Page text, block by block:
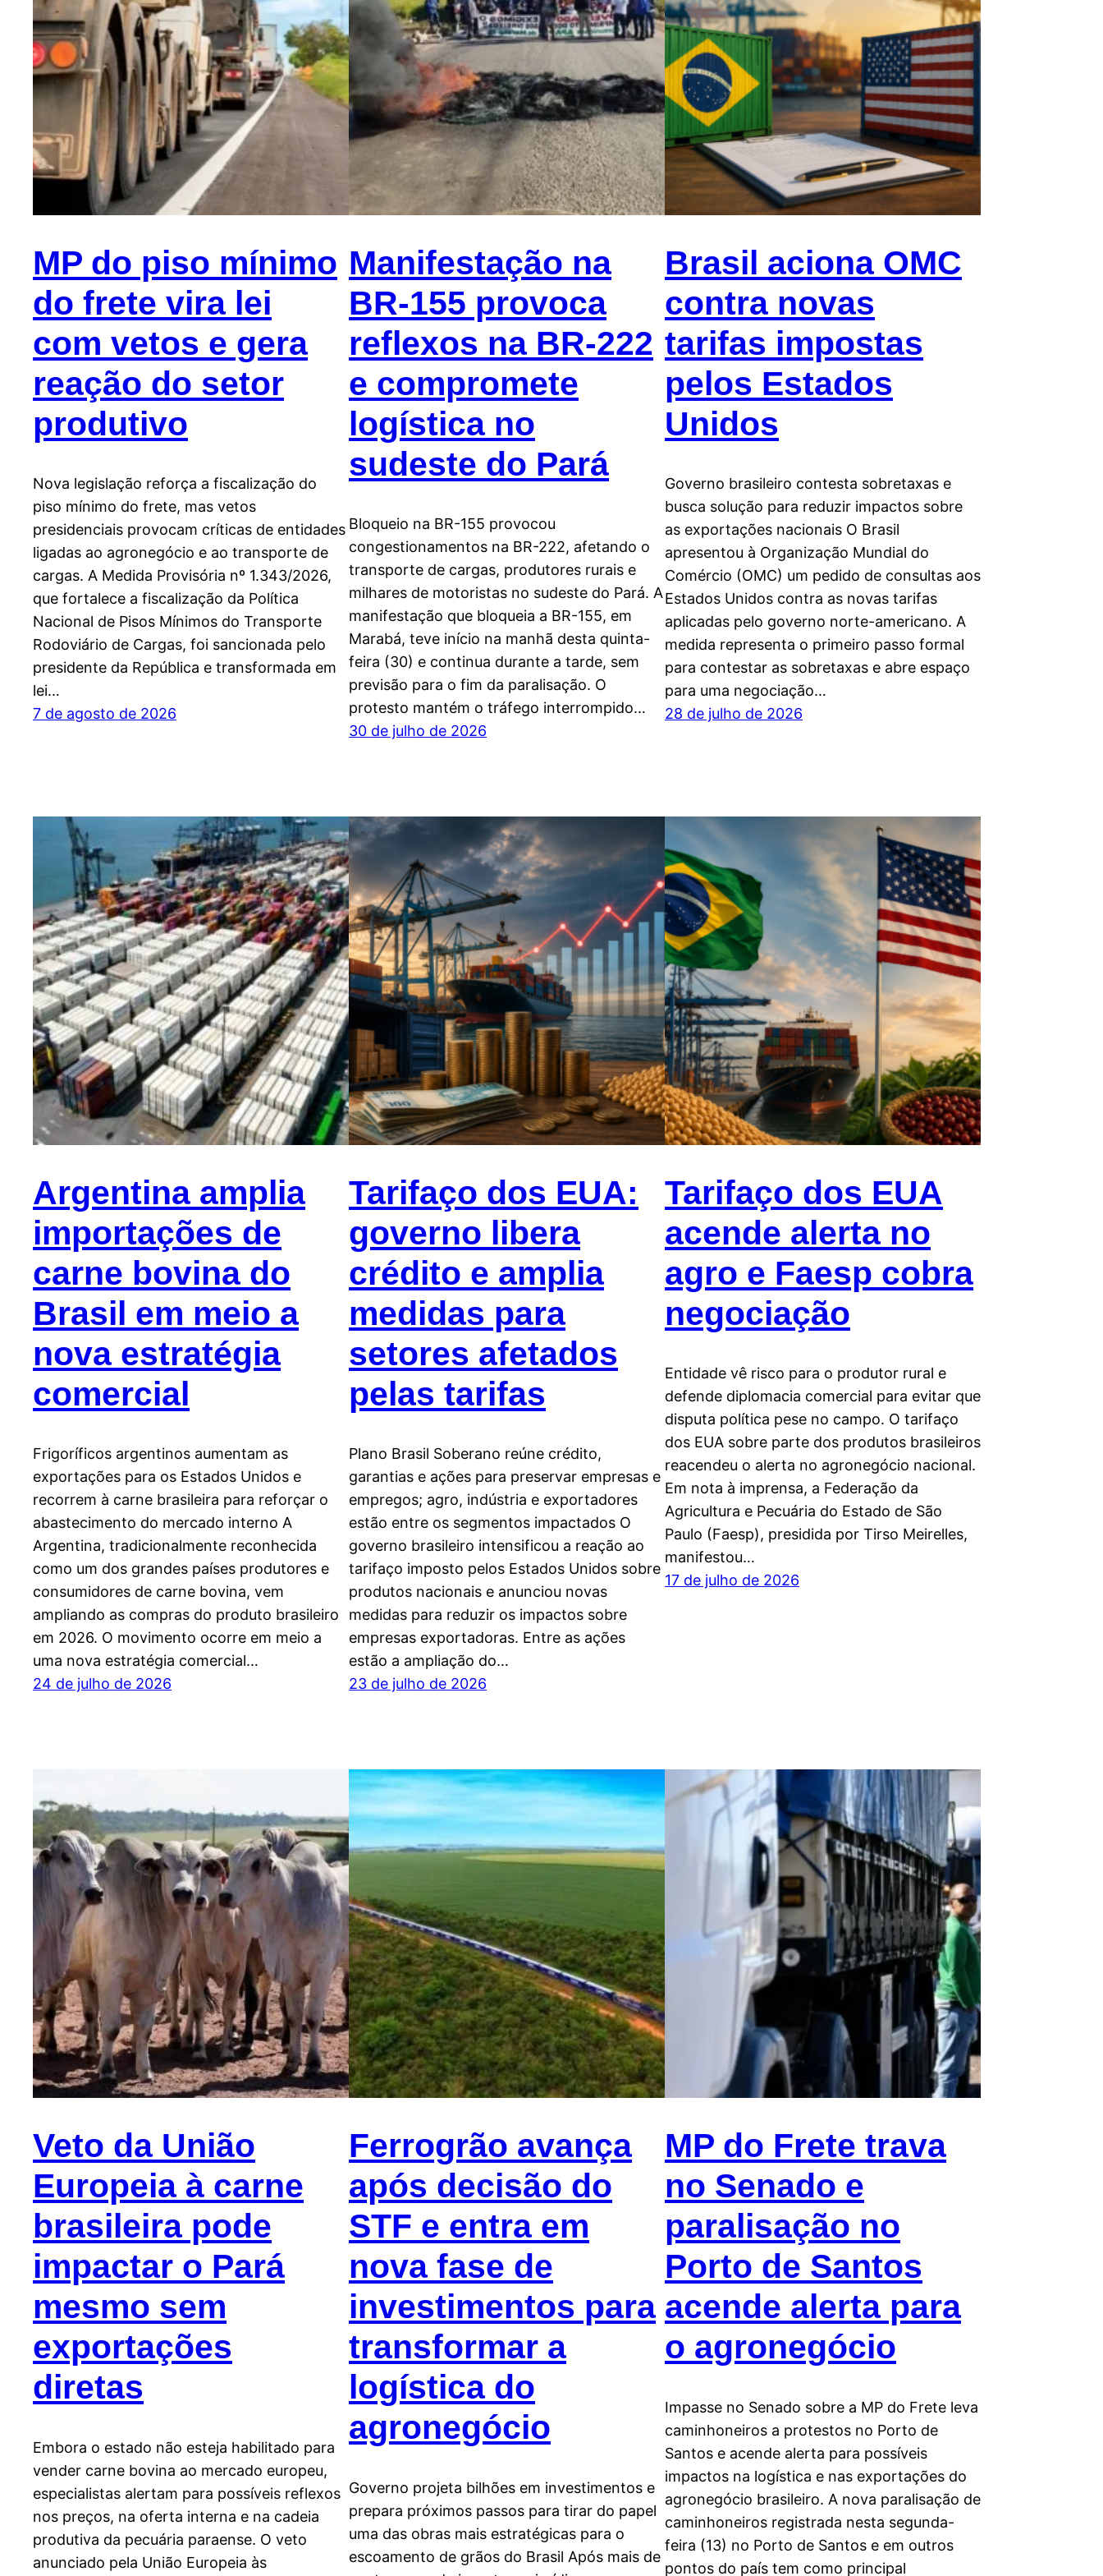
MP do piso mínimo
do frete vira lei
com vetos e gera
reação do setor
produtivo
Nova legislação reforça a fiscalização do
piso mínimo do frete, mas vetos
presidenciais provocam críticas de entidades
ligadas ao agronegócio e ao transporte de
cargas. A Medida Provisória nº 1.343/2026,
que fortalece a fiscalização da Política
Nacional de Pisos Mínimos do Transporte
Rodoviário de Cargas, foi sancionada pelo
presidente da República e transformada em
lei…
7 de agosto de 2026
Manifestação na
BR-155 provoca
reflexos na BR-222
e compromete
logística no
sudeste do Pará
Bloqueio na BR-155 provocou
congestionamentos na BR-222, afetando o
transporte de cargas, produtores rurais e
milhares de motoristas no sudeste do Pará. A
manifestação que bloqueia a BR-155, em
Marabá, teve início na manhã desta quinta-
feira (30) e continua durante a tarde, sem
previsão para o fim da paralisação. O
protesto mantém o tráfego interrompido…
30 de julho de 2026
Brasil aciona OMC
contra novas
tarifas impostas
pelos Estados
Unidos
Governo brasileiro contesta sobretaxas e
busca solução para reduzir impactos sobre
as exportações nacionais O Brasil
apresentou à Organização Mundial do
Comércio (OMC) um pedido de consultas aos
Estados Unidos contra as novas tarifas
aplicadas pelo governo norte-americano. A
medida representa o primeiro passo formal
para contestar as sobretaxas e abre espaço
para uma negociação…
28 de julho de 2026
Argentina amplia
importações de
carne bovina do
Brasil em meio a
nova estratégia
comercial
Frigoríficos argentinos aumentam as
exportações para os Estados Unidos e
recorrem à carne brasileira para reforçar o
abastecimento do mercado interno A
Argentina, tradicionalmente reconhecida
como um dos grandes países produtores e
consumidores de carne bovina, vem
ampliando as compras do produto brasileiro
em 2026. O movimento ocorre em meio a
uma nova estratégia comercial…
24 de julho de 2026
Tarifaço dos EUA:
governo libera
crédito e amplia
medidas para
setores afetados
pelas tarifas
Plano Brasil Soberano reúne crédito,
garantias e ações para preservar empresas e
empregos; agro, indústria e exportadores
estão entre os segmentos impactados O
governo brasileiro intensificou a reação ao
tarifaço imposto pelos Estados Unidos sobre
produtos nacionais e anunciou novas
medidas para reduzir os impactos sobre
empresas exportadoras. Entre as ações
estão a ampliação do…
23 de julho de 2026
Tarifaço dos EUA
acende alerta no
agro e Faesp cobra
negociação
Entidade vê risco para o produtor rural e
defende diplomacia comercial para evitar que
disputa política pese no campo. O tarifaço
dos EUA sobre parte dos produtos brasileiros
reacendeu o alerta no agronegócio nacional.
Em nota à imprensa, a Federação da
Agricultura e Pecuária do Estado de São
Paulo (Faesp), presidida por Tirso Meirelles,
manifestou…
17 de julho de 2026
Veto da União
Europeia à carne
brasileira pode
impactar o Pará
mesmo sem
exportações
diretas
Embora o estado não esteja habilitado para
vender carne bovina ao mercado europeu,
especialistas alertam para possíveis reflexos
nos preços, na oferta interna e na cadeia
produtiva da pecuária paraense. O veto
anunciado pela União Europeia às
Ferrogrão avança
após decisão do
STF e entra em
nova fase de
investimentos para
transformar a
logística do
agronegócio
Governo projeta bilhões em investimentos e
prepara próximos passos para tirar do papel
uma das obras mais estratégicas para o
escoamento de grãos do Brasil Após mais de
MP do Frete trava
no Senado e
paralisação no
Porto de Santos
acende alerta para
o agronegócio
Impasse no Senado sobre a MP do Frete leva
caminhoneiros a protestos no Porto de
Santos e acende alerta para possíveis
impactos na logística e nas exportações do
agronegócio brasileiro. A nova paralisação de
caminhoneiros registrada nesta segunda-
feira (13) no Porto de Santos e em outros
pontos do país tem como principal